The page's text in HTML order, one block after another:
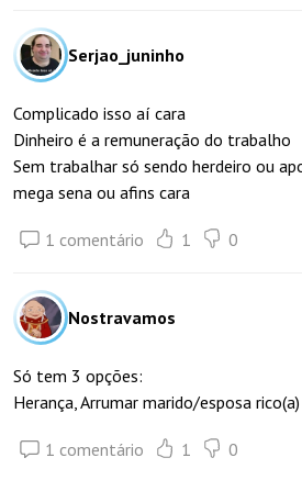
Serjao_juninho
Complicado isso aí cara
Dinheiro é a remuneração do trabalho
Sem trabalhar só sendo herdeiro ou
mega sena ou afins cara
1 comentário 1 0
Nostravamos
Só tem 3 opções:
Herança, Arrumar marido/esposa
1 comentário 1 0